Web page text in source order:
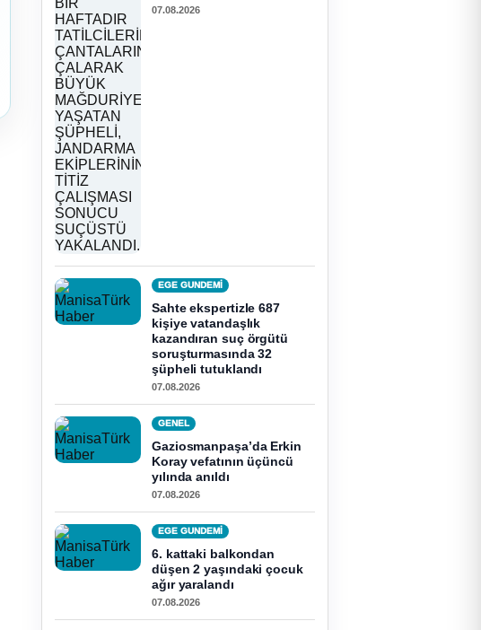
07.08.2026
EGE GUNDEMİ
Sahte ekspertizle 687
kişiye vatandaşlık
kazandıran suç örgütü
soruşturmasında 32
şüpheli tutuklandı
07.08.2026
GENEL
Gaziosmanpaşa’da Erkin
Koray vefatının üçüncü
yılında anıldı
07.08.2026
EGE GUNDEMİ
6. kattaki balkondan
düşen 2 yaşındaki çocuk
ağır yaralandı
07.08.2026